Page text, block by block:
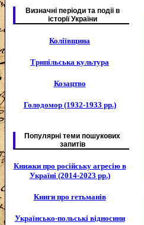
Визначні періоди та подіі в
історії України
Коліївщина
Трипільська культура
Козацтво
Голодомор (1932-1933 рр.)
Популярні теми пошукових
запитів
Книжки про російську агресію в
Україні (2014-2023 рр.)
Книги про гетьманів
Українсько-польські відносини